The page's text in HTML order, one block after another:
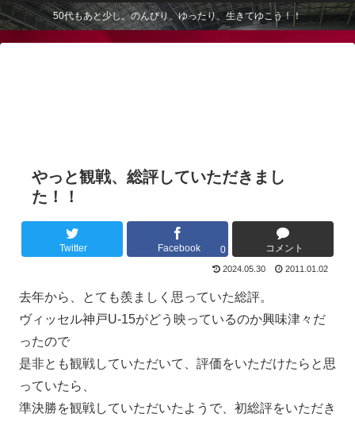
50代もあと少し。のんびり、ゆったり、生きてゆこう！！
やっと観戦、総評していただきまし
た！！
Twitter Facebook 0 コメント
2024.05.30 2011.01.02
去年から、とても羨ましく思っていた総評。
ヴィッセル神戸U-15がどう映っているのか興味津々だ
ったので
是非とも観戦していただいて、評価をいただけたらと思
っていたら、
準決勝を観戦していただいたようで、初総評をいただき